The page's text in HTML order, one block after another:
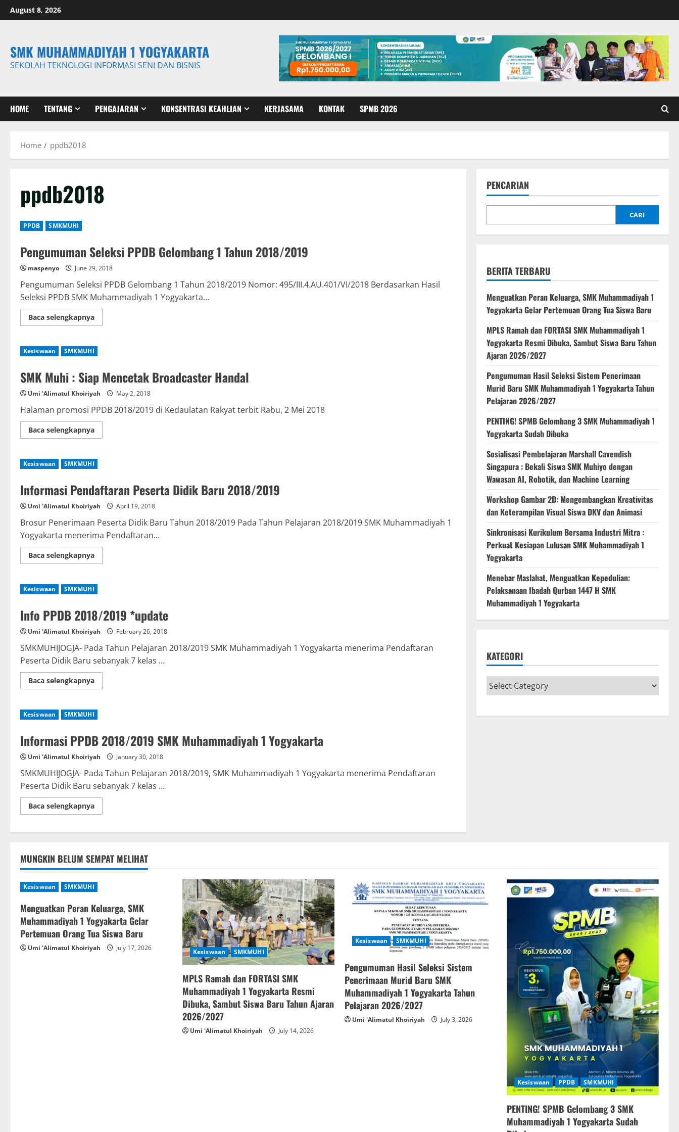
Skip
to
August 8, 2026
SMK MUHAMMADIYAH 1 YOGYAKARTA
SEKOLAH TEKNOLOGI INFORMASI SENI DAN BISNIS
HOME TENTANG PENGAJARAN KONSENTRASI KEAHLIAN KERJASAMA KONTAK SPMB 2026
Home ppdb2018
ppdb2018
PPDB SMKMUHI
Pengumuman Seleksi PPDB Gelombang 1 Tahun 2018/2019
maspenyo June 29, 2018
Pengumuman Seleksi PPDB Gelombang 1 Tahun 2018/2019 Nomor: 495/III.4.AU.401/VI/2018 Berdasarkan Hasil
Seleksi PPDB SMK Muhammadiyah 1 Yogyakarta...
Baca selengkapnyaRead
more
Seleksi
Gelombang
Tahun
2018/2019
Kesiswaan SMKMUHI
SMK Muhi : Siap Mencetak Broadcaster Handal
Umi 'Alimatul Khoiriyah May 2, 2018
Halaman promosi PPDB 2018/2019 di Kedaulatan Rakyat terbit Rabu, 2 Mei 2018
Baca selengkapnyaRead
more
Muhi
Siap
Broadcaster
Handal
Kesiswaan SMKMUHI
Informasi Pendaftaran Peserta Didik Baru 2018/2019
Umi 'Alimatul Khoiriyah April 19, 2018
Brosur Penerimaan Peserta Didik Baru Tahun 2018/2019 Pada Tahun Pelajaran 2018/2019 SMK Muhammadiyah 1
Yogyakarta menerima Pendaftaran...
Baca selengkapnyaRead
more
Pendaftaran
Didik
2018/2019
Kesiswaan SMKMUHI
Info PPDB 2018/2019 *update
Umi 'Alimatul Khoiriyah February 26, 2018
SMKMUHIJOGJA- Pada Tahun Pelajaran 2018/2019 SMK Muhammadiyah 1 Yogyakarta menerima Pendaftaran
Peserta Didik Baru sebanyak 7 kelas ...
Baca selengkapnyaRead
more
PPDB
*update
Kesiswaan SMKMUHI
Informasi PPDB 2018/2019 SMK Muhammadiyah 1 Yogyakarta
Umi 'Alimatul Khoiriyah January 30, 2018
SMKMUHIJOGJA- Pada Tahun Pelajaran 2018/2019, SMK Muhammadiyah 1 Yogyakarta menerima Pendaftaran
Peserta Didik Baru sebanyak 7 kelas ...
Baca selengkapnyaRead
more
PPDB
Muhammadiyah
1
Yogyakarta
PENCARIAN
CARI
BERITA TERBARU
Menguatkan Peran Keluarga, SMK Muhammadiyah 1
Yogyakarta Gelar Pertemuan Orang Tua Siswa Baru
MPLS Ramah dan FORTASI SMK Muhammadiyah 1
Yogyakarta Resmi Dibuka, Sambut Siswa Baru Tahun
Ajaran 2026/2027
Pengumuman Hasil Seleksi Sistem Penerimaan
Murid Baru SMK Muhammadiyah 1 Yogyakarta Tahun
Pelajaran 2026/2027
PENTING! SPMB Gelombang 3 SMK Muhammadiyah 1
Yogyakarta Sudah Dibuka
Sosialisasi Pembelajaran Marshall Cavendish
Singapura : Bekali Siswa SMK Muhiyo dengan
Wawasan AI, Robotik, dan Machine Learning
Workshop Gambar 2D: Mengembangkan Kreativitas
dan Keterampilan Visual Siswa DKV dan Animasi
Sinkronisasi Kurikulum Bersama Industri Mitra :
Perkuat Kesiapan Lulusan SMK Muhammadiyah 1
Yogyakarta
Menebar Maslahat, Menguatkan Kepedulian:
Pelaksanaan Ibadah Qurban 1447 H SMK
Muhammadiyah 1 Yogyakarta
KATEGORI
MUNGKIN BELUM SEMPAT MELIHAT
Kesiswaan SMKMUHI
Menguatkan Peran Keluarga, SMK
Muhammadiyah 1 Yogyakarta Gelar
Pertemuan Orang Tua Siswa Baru
Umi 'Alimatul Khoiriyah July 17, 2026 Kesiswaan SMKMUHI
MPLS Ramah dan FORTASI SMK
Muhammadiyah 1 Yogyakarta Resmi
Dibuka, Sambut Siswa Baru Tahun Ajaran
2026/2027
Umi 'Alimatul Khoiriyah July 14, 2026
Kesiswaan SMKMUHI
Pengumuman Hasil Seleksi Sistem
Penerimaan Murid Baru SMK
Muhammadiyah 1 Yogyakarta Tahun
Pelajaran 2026/2027
Umi 'Alimatul Khoiriyah July 3, 2026
Kesiswaan PPDB SMKMUHI
PENTING! SPMB Gelombang 3 SMK
Muhammadiyah 1 Yogyakarta Sudah